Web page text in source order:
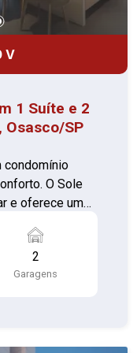
Diagnósticos,
a dia. O Sole
quem busca
e
V
1 Suíte e 2
Osasco/SP
condomínio
O Sole
e oferece uma
família.
2
Garagens